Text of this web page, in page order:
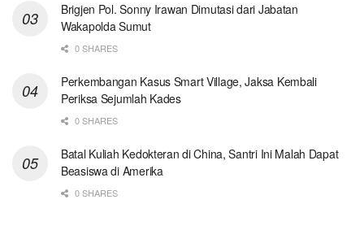
Brigjen Pol. Sonny Irawan Dimutasi dari Jabatan
Wakapolda Sumut
0 SHARES
Perkembangan Kasus Smart Village, Jaksa Kembali
Periksa Sejumlah Kades
0 SHARES
Batal Kuliah Kedokteran di China, Santri Ini Malah Dapat
Beasiswa di Amerika
0 SHARES